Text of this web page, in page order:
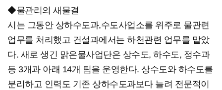
◆물관리의 새물결
시는 그동안 상하수도과,수도사업소를 위주로 물관련
업무를 처리했고 건설과에서는 하천관련 업무를 맡았
다. 새로 생긴 맑은물사업단은 상수도, 하수도, 정수과
등 3개과 아래 14개 팀을 운영한다. 상수도와 하수도를
분리하고 인력도 기존 상하수도과보다 늘려 전문적이